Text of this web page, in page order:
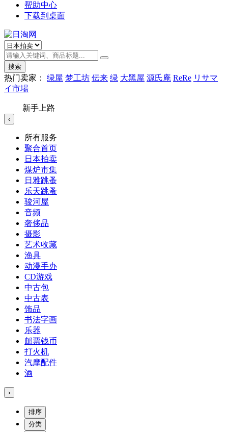
帮助中心
下载到桌面
搜索
热门卖家： 绿屋 梦工坊 伝来 绿 大黑屋 源氏庵 ReRe リサマ
イ市場
新手上路
‹
所有服务
聚合首页
日本拍卖
煤炉市集
日雅跳蚤
乐天跳蚤
骏河屋
音频
奢侈品
摄影
艺术收藏
渔具
动漫手办
CD游戏
中古包
中古表
饰品
书法字画
乐器
邮票钱币
打火机
汽摩配件
酒
›
排序
分类